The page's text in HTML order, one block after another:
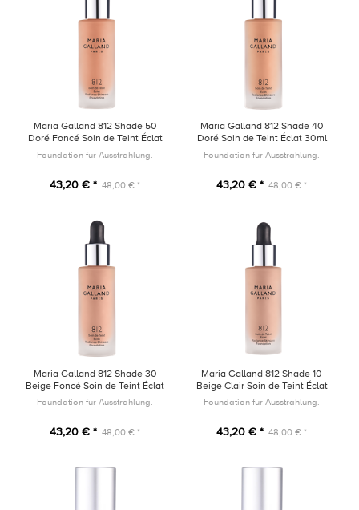
Maria Galland 812 Shade 50
Doré Foncé Soin de Teint Éclat
30ml
Foundation für Ausstrahlung.
43,20 € * 48,00 € *
Maria Galland 812 Shade 40
Doré Soin de Teint Éclat 30ml
Foundation für Ausstrahlung.
43,20 € * 48,00 € *
Maria Galland 812 Shade 30
Beige Foncé Soin de Teint Éclat
30ml
Foundation für Ausstrahlung.
43,20 € * 48,00 € *
Maria Galland 812 Shade 10
Beige Clair Soin de Teint Éclat
30ml
Foundation für Ausstrahlung.
43,20 € * 48,00 € *